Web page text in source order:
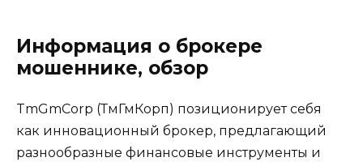
Информация о брокере
мошеннике, обзор
TmGmCorp (ТмГмКорп) позиционирует себя
как инновационный брокер, предлагающий
разнообразные финансовые инструменты и